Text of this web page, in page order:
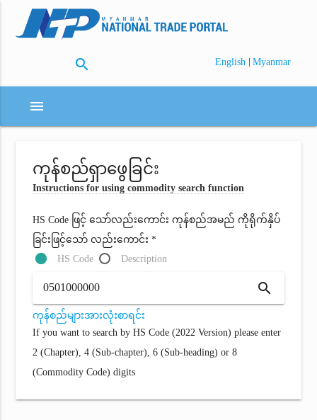
search English | Myanmar
menu
ကုန်စည်ရှာဖွေခြင်း
Instructions for using commodity search function
HS Code ဖြင့် သော်လည်းကောင်း ကုန်စည်အမည် ကိုရိုက်နှိပ်
ခြင်းဖြင့်သော် လည်းကောင်း *
HS Code
Description
search
ကုန်စည်များအားလုံးစာရင်း
If you want to search by HS Code (2022 Version) please enter
2 (Chapter), 4 (Sub-chapter), 6 (Sub-heading) or 8
(Commodity Code) digits